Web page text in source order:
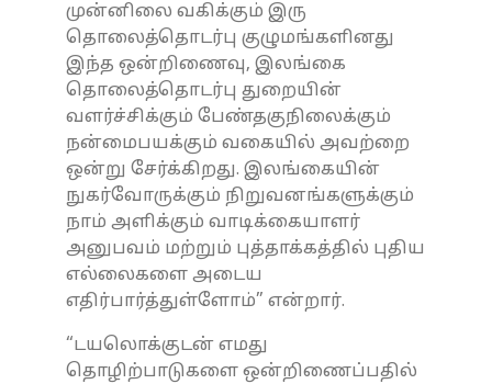
முன்னிலை வகிக்கும் இரு
தொலைத்தொடர்பு குழுமங்களினது
இந்த ஒன்றிணைவு, இலங்கை
தொலைத்தொடர்பு துறையின்
வளர்ச்சிக்கும் பேண்தகுநிலைக்கும்
நன்மைபயக்கும் வகையில் அவற்றை
ஒன்று சேர்க்கிறது. இலங்கையின்
நுகர்வோருக்கும் நிறுவனங்களுக்கும்
நாம் அளிக்கும் வாடிக்கையாளர்
அனுபவம் மற்றும் புத்தாக்கத்தில் புதிய
எல்லைகளை அடைய
எதிர்பார்த்துள்ளோம்” என்றார்.
“டயலொக்குடன் எமது
தொழிற்பாடுகளை ஒன்றிணைப்பதில்